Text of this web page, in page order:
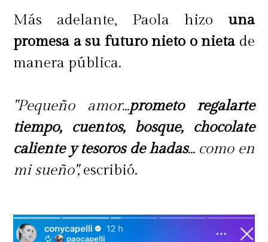
Más adelante, Paola hizo una
promesa a su futuro nieto o nietade
manera pública.
"Pequeño amor...prometo regalarte
tiempo, cuentos, bosque, chocolate
caliente y tesoros de hadas... como en
mi sueño",escribió.